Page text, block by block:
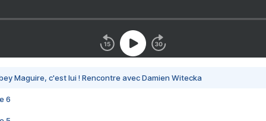
Maguire, c'est lui ! Rencontre avec Damien Witecka
6